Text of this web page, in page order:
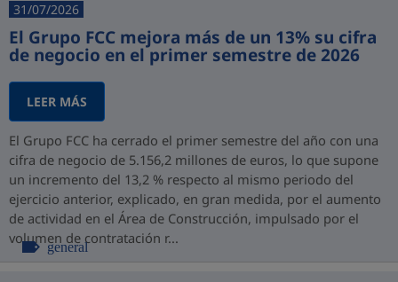
31/07/2026
El Grupo FCC mejora más de un 13% su cifra
de negocio en el primer semestre de 2026
LEER MÁS
El Grupo FCC ha cerrado el primer semestre del año con una
cifra de negocio de 5.156,2 millones de euros, lo que supone
un incremento del 13,2 % respecto al mismo periodo del
ejercicio anterior, explicado, en gran medida, por el aumento
de actividad en el Área de Construcción, impulsado por el
volumen de contratación r...
general